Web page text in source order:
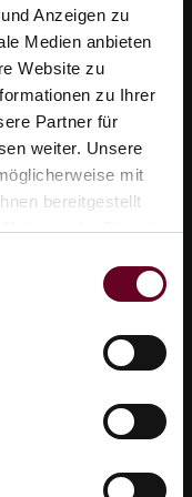
Anzeigen zu
Medien anbieten
Website zu
zu Ihrer
Partner für
weiter. Unsere
mit
bereitgestellt
der Dienste